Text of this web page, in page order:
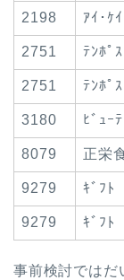
2198 ｱｲ･ｹ
2751 ﾃﾝﾎﾟｽ
2751 ﾃﾝﾎﾟｽ
3180 ﾋﾞｭｰ
8079 正栄
9279 ｷﾞﾌﾄ
9279 ｷﾞﾌﾄ
事前検討ではだ